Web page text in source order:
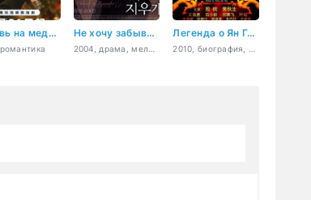
Оставь на медовый месяц Не хочу забывать Легенда о Ян Гуйфей